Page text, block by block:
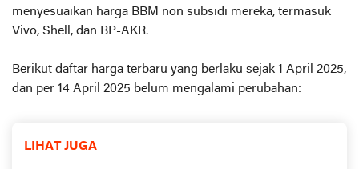
menyesuaikan harga BBM non subsidi mereka, termasuk
Vivo, Shell, dan BP-AKR.
Berikut daftar harga terbaru yang berlaku sejak 1 April 2025,
dan per 14 April 2025 belum mengalami perubahan:
LIHAT JUGA